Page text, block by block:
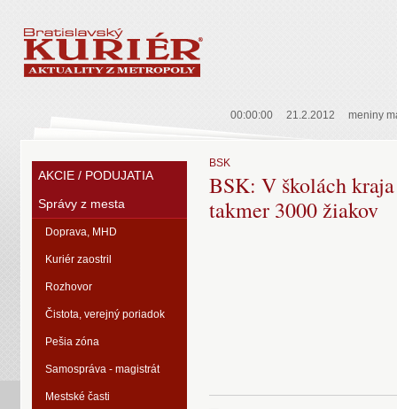
00:00:00 21.2.2012 meniny
AKCIE / PODUJATIA
Správy z mesta
Doprava, MHD
Kuriér zaostril
Rozhovor
Čistota, verejný poriadok
Pešia zóna
Samospráva - magistrát
Mestské časti
BSK
BSK: V školách
takmer 3000 žiakov